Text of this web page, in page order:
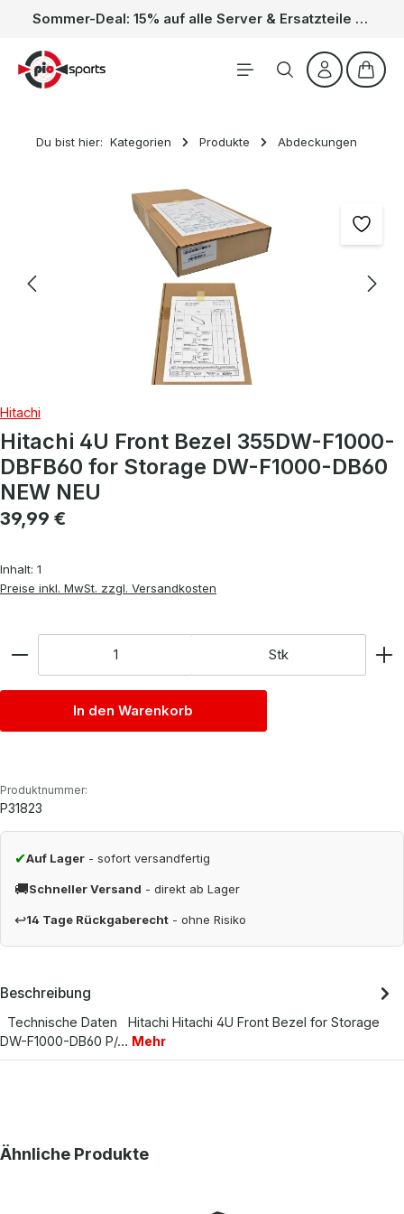
Zum Hauptinhalt springen Sommer-Deal: 15% auf alle Server & Ersatzteile – Kein Code nötig, der Rabatt wird automatisch im Warenkorb abgezogen. Gültig vom 01.06. bis 31.08.
Du bist hier: Kategorien Produkte Abdeckungen
Bildergalerie überspringen
Hitachi
Hitachi 4U Front Bezel 355DW-F1000-
DBFB60 for Storage DW-F1000-DB60
NEW NEU
Regulärer Preis:
39,99 €
Inhalt: 1
Preise inkl. MwSt. zzgl. Versandkosten
Stk
In den Warenkorb
Produktnummer:
P31823
✔Auf Lager - sofort versandfertig
🚚Schneller Versand - direkt ab Lager
↩14 Tage Rückgaberecht - ohne Risiko
Beschreibung
Technische Daten Hitachi Hitachi 4U Front Bezel for Storage
DW-F1000-DB60 P/… Mehr
Produktgalerie überspringen
Ähnliche Produkte